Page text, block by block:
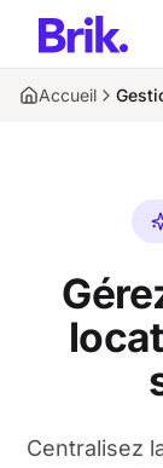
Aller au contenu
Aller au contenu
Accueil
Centralisez